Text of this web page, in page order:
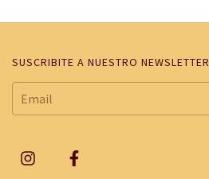
SUSCRIBITE A NUESTRO NEWSLETTER